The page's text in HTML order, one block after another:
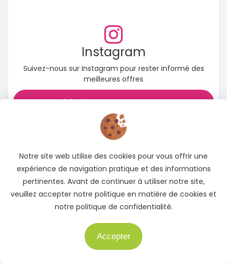
Instagram
Suivez-nous sur Instagram pour rester informé des
meilleures offres
Accédez à notre page Instagram
Notre site web utilise des cookies pour vous offrir une
expérience de navigation pratique et des informations
pertinentes. Avant de continuer à utiliser notre site,
veuillez accepter notre politique en matière de cookies et
notre politique de confidentialité.
Accepter